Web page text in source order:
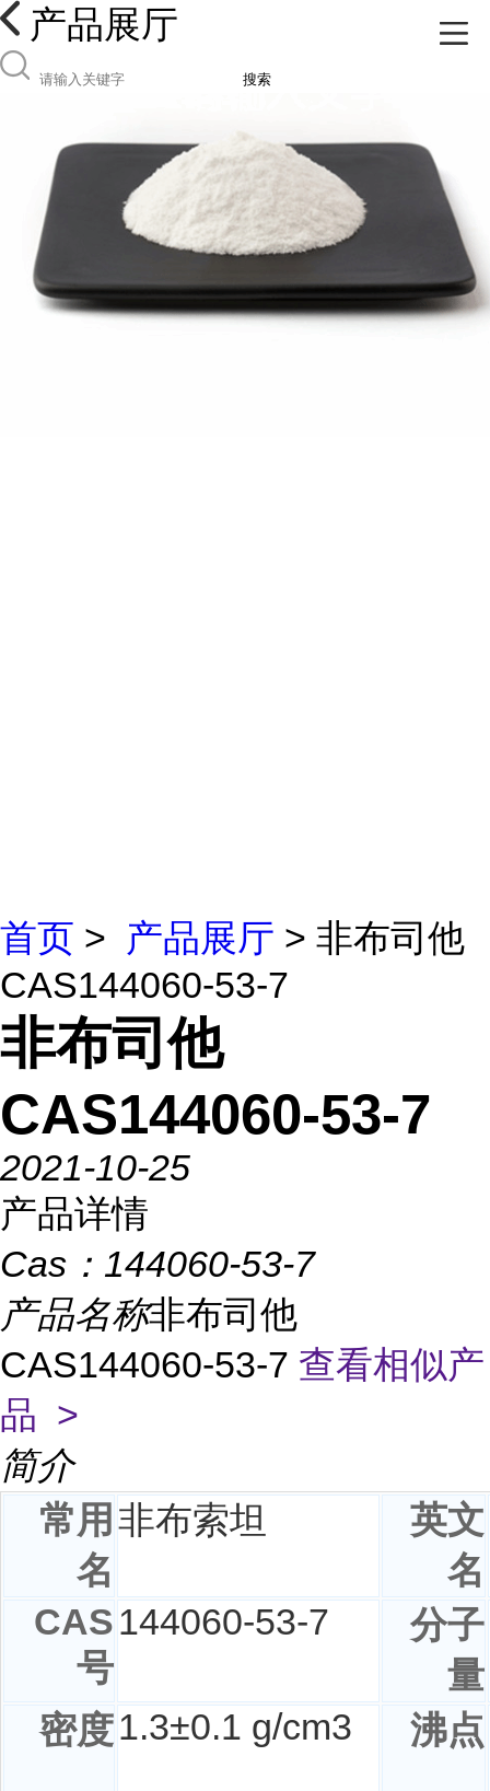
产品展厅
搜索
首页 > 产品展厅 > 非布司他
CAS144060-53-7
非布司他
CAS144060-53-7
2021-10-25
产品详情
Cas： 144060-53-7
产品名称非布司他
CAS144060-53-7 查看相似产
品 >
简介
常用
名
非布索坦
英文
名
CAS
号
144060-53-7
分子
量
密度1.3±0.1 g/cm3 沸点